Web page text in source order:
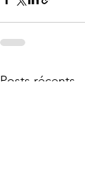
Posts récents